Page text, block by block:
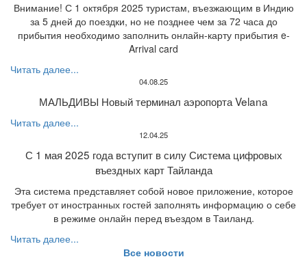
Внимание! С 1 октября 2025 туристам, въезжающим в Индию
за 5 дней до поездки, но не позднее чем за 72 часа до
прибытия необходимо заполнить онлайн-карту прибытия e-
Arrival card
Читать далее...
04.08.25
МАЛЬДИВЫ Новый терминал аэропорта Velana
Читать далее...
12.04.25
С 1 мая 2025 года вступит в силу Система цифровых
въездных карт Тайланда
Эта система представляет собой новое приложение, которое
требует от иностранных гостей заполнять информацию о себе
в режиме онлайн перед въездом в Таиланд.
Читать далее...
Все новости